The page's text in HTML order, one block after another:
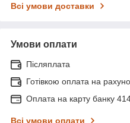
Всі умови доставки
Умови оплати
Післяплата
Готівкою оплата на
Оплата на карту банку
Всі умови оплати